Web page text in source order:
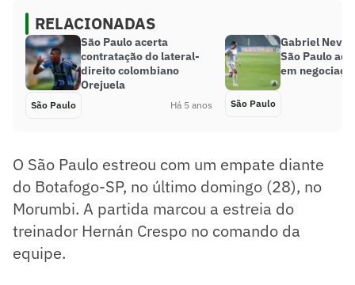
RELACIONADAS
São Paulo acerta
contratação do lateral-
direito colombiano
Orejuela
São Paulo Há 5 anos
Gabriel
São Paulo
em
São Paulo
O São Paulo estreou com um empate diante
do Botafogo-SP, no último domingo (28), no
Morumbi. A partida marcou a estreia do
treinador Hernán Crespo no comando da
equipe.